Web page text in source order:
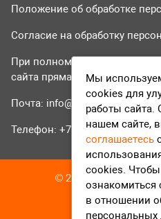
Положение об обработке
Согласие на обработку
При полном или частичном
сайта прямая гиперссылка
Почта: info@tvr24.tv
Телефон: +7 (496) 551-04-95
© 2016-2023 ТВР24
Мы
cookies для
работы сайта.
нашем сайте,
соглашаетесь
cookies. Чтобы
ознакомиться
в отношении
персональных